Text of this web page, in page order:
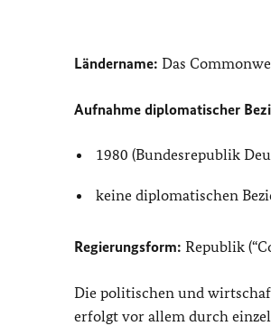
Ländername: Das
Aufnahme diplomatischer
1980 (Bundesrepublik
keine diplomatischen
Regierungsform: Republik (
Die politischen und
erfolgt vor allem durch